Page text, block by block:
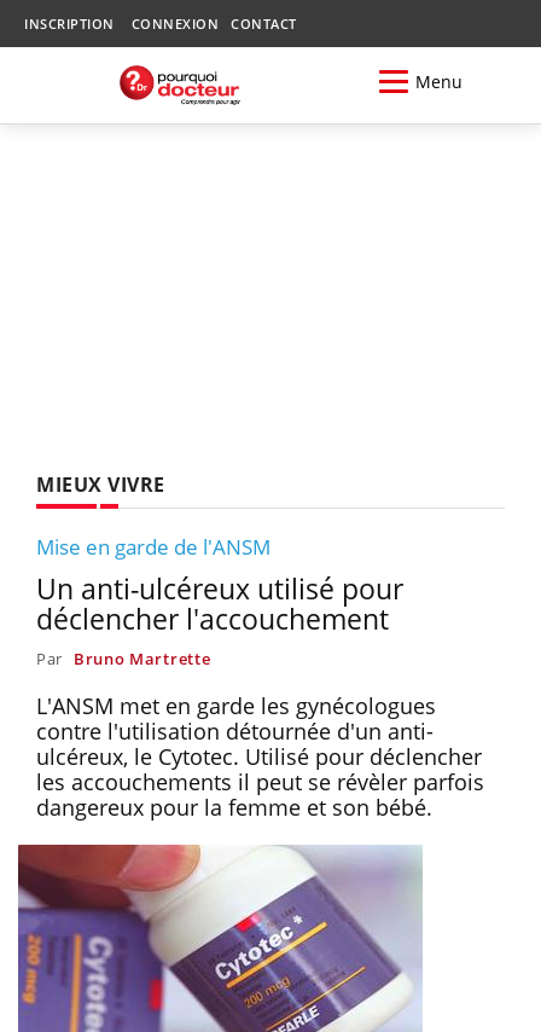
INSCRIPTION CONNEXION CONTACT
Menu
MIEUX VIVRE
Mise en garde de l'ANSM
Un anti-ulcéreux utilisé pour
déclencher l'accouchement
Par Bruno Martrette
L'ANSM met en garde les gynécologues
contre l'utilisation détournée d'un anti-
ulcéreux, le Cytotec. Utilisé pour déclencher
les accouchements il peut se révèler parfois
dangereux pour la femme et son bébé.